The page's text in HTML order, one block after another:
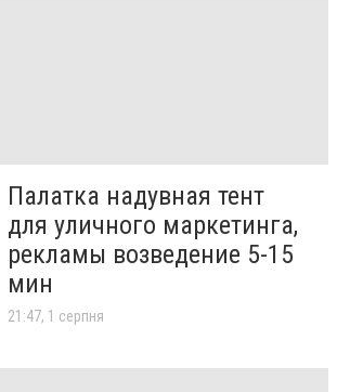
Палатка надувная тент
для уличного маркетинга,
рекламы возведение 5-15
мин
21:47, 1 серпня